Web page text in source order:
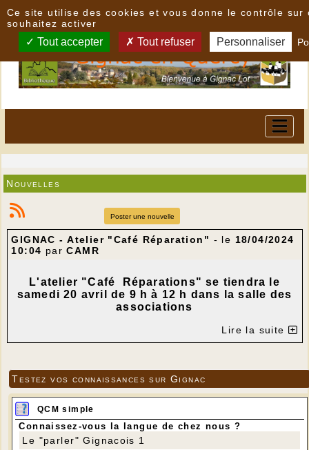
Nouvelles
Poster une nouvelle
GIGNAC - Atelier "Café Réparation" - le 18/04/2024
10:04 parCAMR
L'atelier "Café Réparations" se tiendra le
samedi 20 avril de 9 h à 12 h dans la salle des
associations
Lire la suite
Testez vos connaissances sur Gignac
QCM simple
Connaissez-vous la langue de chez nous ?
Le "parler" Gignacois 1
Ce site utilise des cookies et vous donne le contrôle sur
souhaitez activer
Tout accepter Tout refuser Personnaliser